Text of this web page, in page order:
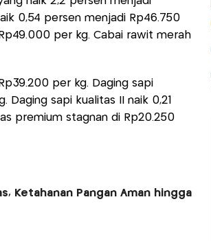
0,54 persen menjadi Rp46.750
per kg. Cabai rawit merah
per kg. Daging sapi
Daging sapi kualitas II naik 0,21
premium stagnan di Rp20.250
Ketahanan Pangan Aman hingga